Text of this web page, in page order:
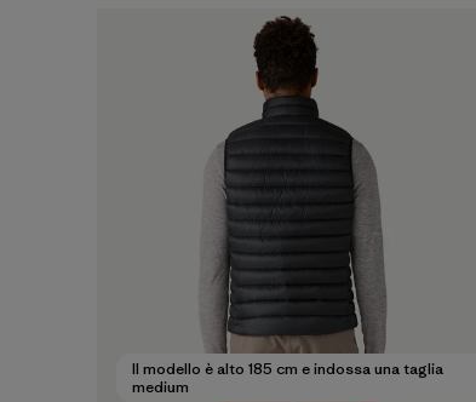
Il modello è alto 185 cm e indossa una taglia
medium